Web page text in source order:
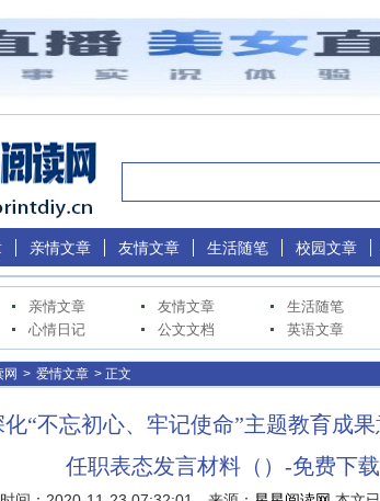
亲情文章 友情文章 生活随笔 校园文章
亲情文章 友情文章 生活随笔
心情日记 公文文档 英语文章
网 > 爱情文章 > 正文
“不忘初心、牢记使命”主题教育成
任职表态发言材料（）-免费下载